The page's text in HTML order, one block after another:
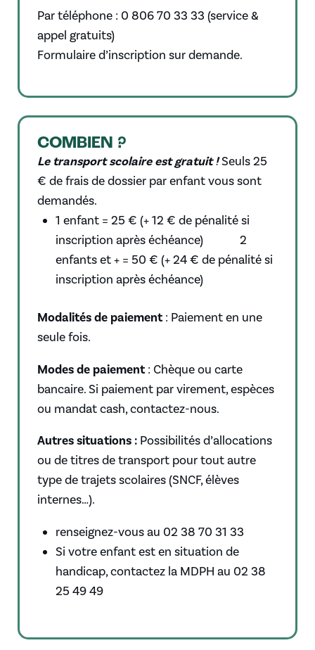
Par téléphone : 0 806 70 33 33 (service &
appel gratuits)
Formulaire d’inscription sur demande.
COMBIEN ?
Le transport scolaire est gratuit !Seuls 25
€ de frais de dossier par enfant vous sont
demandés.
1 enfant = 25 € (+ 12 € de pénalité si
inscription après échéance) 2
enfants et + = 50 € (+ 24 € de pénalité si
inscription après échéance)
Modalités de paiement: Paiement en une
seule fois.
Modes de paiement: Chèque ou carte
bancaire. Si paiement par virement, espèces
ou mandat cash, contactez-nous.
Autres situations : Possibilités d’allocations
ou de titres de transport pour tout autre
type de trajets scolaires (SNCF, élèves
internes…).
renseignez-vous au 02 38 70 31 33
Si votre enfant est en situation de
handicap, contactez la MDPH au 02 38
25 49 49